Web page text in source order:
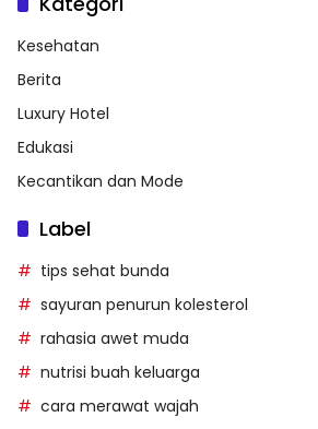
Kesehatan
Berita
Luxury Hotel
Edukasi
Kecantikan dan Mode
Label
tips sehat bunda
sayuran penurun kolesterol
rahasia awet muda
nutrisi buah keluarga
cara merawat wajah